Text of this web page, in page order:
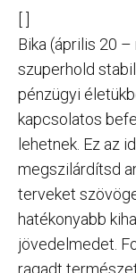
Bika (április 20 –
szuperhold
pénzügyi
kapcsolatos
lehetnek. Ez az
megszilárdítsd
terveket
hatékonyabb
jövedelmedet.
ragadt